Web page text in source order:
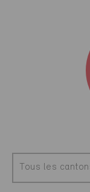
Tous les